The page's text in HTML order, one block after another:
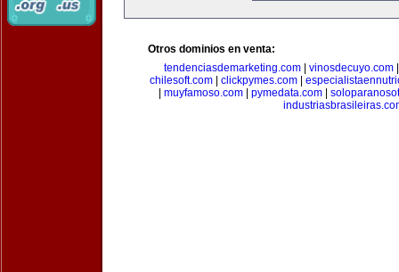
Otros dominios en venta:
tendenciasdemarketing.com| vinosdecuyo.com
chilesoft.com
clickpymes.com
muyfamoso.com pymedata.com